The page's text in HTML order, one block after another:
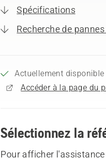
Spécifications
Recherche de
Actuellement disponible
Sélectionnez la
Pour afficher